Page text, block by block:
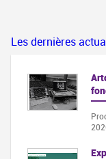
Les dernières